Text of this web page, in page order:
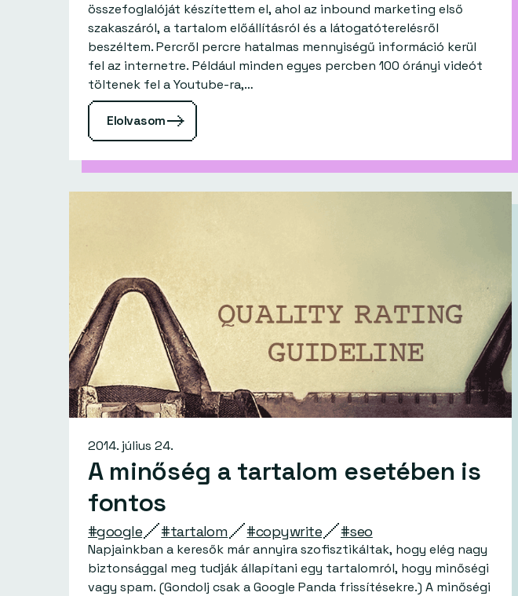
összefoglalóját készítettem el, ahol az inbound marketing első
szakaszáról, a tartalom előállításról és a látogatóterelésről
beszéltem. Percről percre hatalmas mennyiségű információ kerül
fel az internetre. Például minden egyes percben 100 órányi videót
töltenek fel a Youtube-ra,…
Elolvasom
2014. július 24.
A minőség a tartalom esetében is
fontos
#google #tartalom #copywrite #seo
Napjainkban a keresők már annyira szofisztikáltak, hogy elég nagy
biztonsággal meg tudják állapítani egy tartalomról, hogy minőségi
vagy spam. (Gondolj csak a Google Panda frissítésekre.) A minőségi